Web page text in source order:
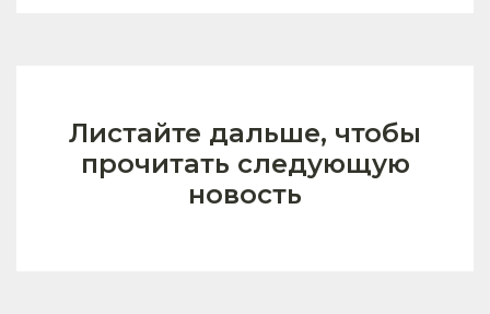
Листайте дальше, чтобы
прочитать следующую
новость